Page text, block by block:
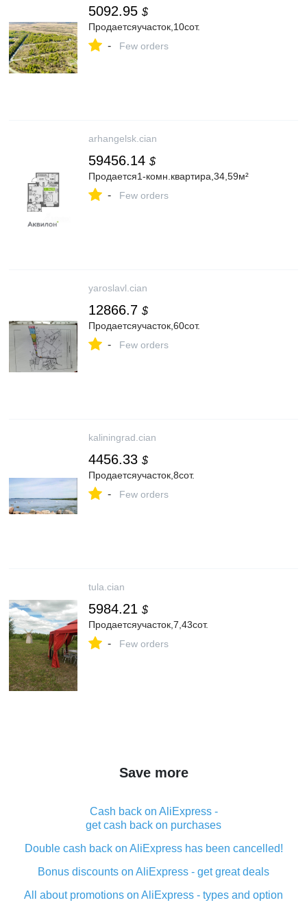
5092.95 $
Продаетсяучасток,10сот.
- Few orders
arhangelsk.cian
59456.14 $
Продается1-комн.квартира,34,59м²
- Few orders
yaroslavl.cian
12866.7 $
Продаетсяучасток,60сот.
- Few orders
kaliningrad.cian
4456.33 $
Продаетсяучасток,8сот.
- Few orders
tula.cian
5984.21 $
Продаетсяучасток,7,43сот.
- Few orders
Save more
Cash back on AliExpress -
get cash back on purchases
Double cash back on AliExpress has been cancelled!
Bonus discounts on AliExpress - get great deals
All about promotions on AliExpress - types and option